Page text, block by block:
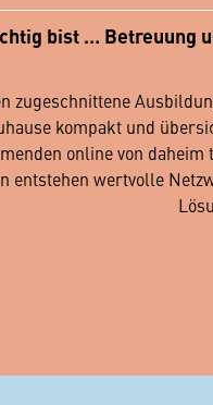
bist … Betreuung
zugeschnittene
kompakt und
online von
entstehen wertvolle